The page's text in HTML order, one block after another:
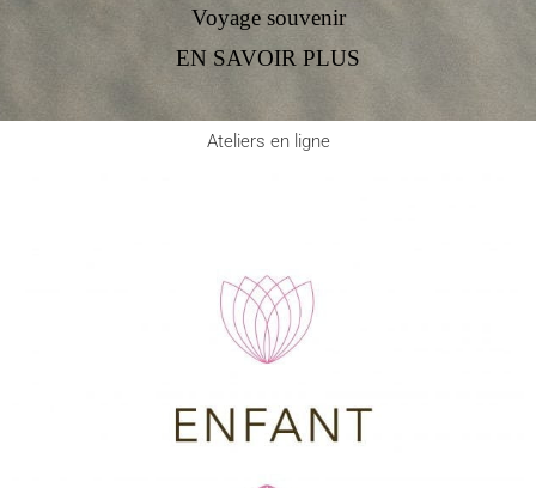
Voyage souvenir
EN SAVOIR PLUS
Ateliers en ligne